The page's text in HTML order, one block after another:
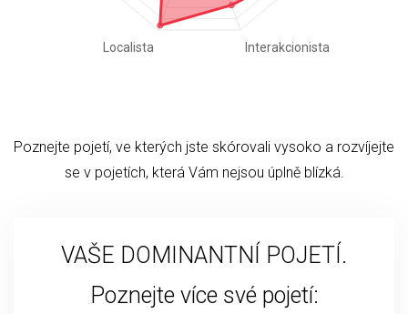
Poznejte pojetí, ve kterých jste skórovali vysoko a rozvíjejte
se v pojetích, která Vám nejsou úplně blízká.
VAŠE DOMINANTNÍ POJETÍ.
Poznejte více své pojetí: